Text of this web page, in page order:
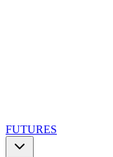
FUTURES